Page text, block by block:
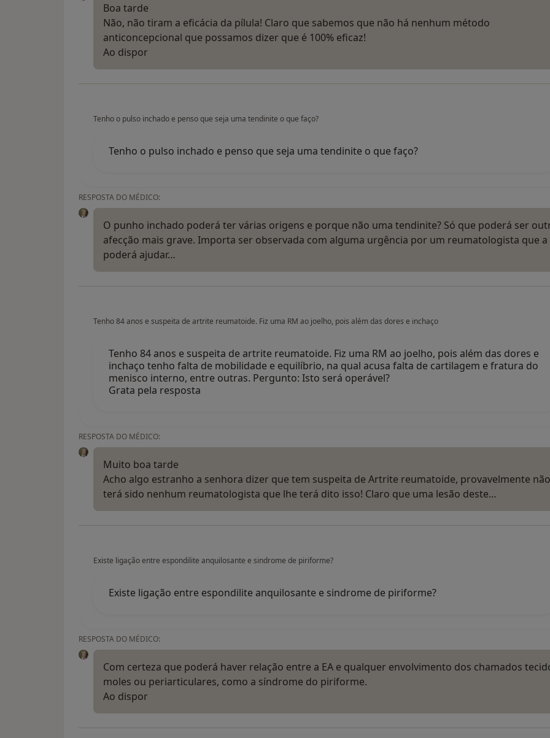
Boa tarde
Não, não tiram a eficácia da pílula! Claro que sabemos que não há nenhum método
anticoncepcional que possamos dizer que é 100% eficaz!
Ao dispor
Tenho o pulso inchado e penso que seja uma tendinite o que faço?
Tenho o pulso inchado e penso que seja uma tendinite o que faço?
RESPOSTA DO MÉDICO:
O punho inchado poderá ter várias origens e porque não uma tendinite? Só que poderá ser
afecção mais grave. Importa ser observada com alguma urgência por um reumatologista que a
poderá ajudar…
Tenho 84 anos e suspeita de artrite reumatoide. Fiz uma RM ao joelho, pois além das dores e inchaço
Tenho 84 anos e suspeita de artrite reumatoide. Fiz uma RM ao joelho, pois além das dores e
inchaço tenho falta de mobilidade e equilíbrio, na qual acusa falta de cartilagem e fratura do
menisco interno, entre outras. Pergunto: Isto será operável?
Grata pela resposta
RESPOSTA DO MÉDICO:
Muito boa tarde
Acho algo estranho a senhora dizer que tem suspeita de Artrite reumatoide, provavelmente não
terá sido nenhum reumatologista que lhe terá dito isso! Claro que uma lesão deste…
Existe ligação entre espondilite anquilosante e sindrome de piriforme?
Existe ligação entre espondilite anquilosante e sindrome de piriforme?
RESPOSTA DO MÉDICO:
Com certeza que poderá haver relação entre a EA e qualquer envolvimento dos chamados
moles ou periarticulares, como a síndrome do piriforme.
Ao dispor